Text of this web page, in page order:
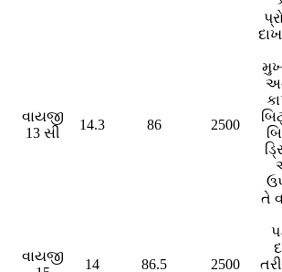
વાયજી
13 સી
14.3 86 2500
વાયજી
14 86.5 2500
તે